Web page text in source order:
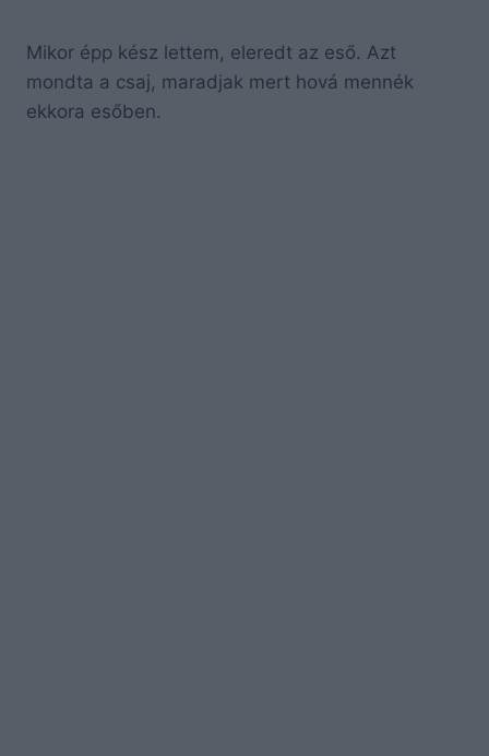
Mikor épp kész lettem, eleredt az eső. Azt
mondta a csaj, maradjak mert hová mennék
ekkora esőben.